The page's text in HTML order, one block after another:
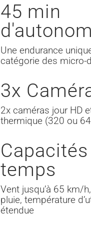
45 min
Une endurance
catégorie des micro-
3x
2x caméras jour HD
thermique (320 ou
temps
Vent jusqu’à 65 km/
pluie, température
étendue